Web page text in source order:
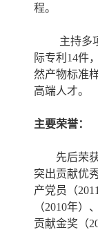
程。
主持多
际专利14件
然产物标准
高端人才。
主要荣誉：
先后荣获
突出贡献优
产党员（
（2010年
贡献金奖（